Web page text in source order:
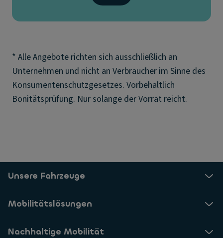
* Alle Angebote richten sich ausschließlich an
Unternehmen und nicht an Verbraucher im Sinne des
Konsumentenschutzgesetzes. Vorbehaltlich
Bonitätsprüfung. Nur solange der Vorrat reicht.
Unsere Fahrzeuge
Mobilitätslösungen
Nachhaltige Mobilität